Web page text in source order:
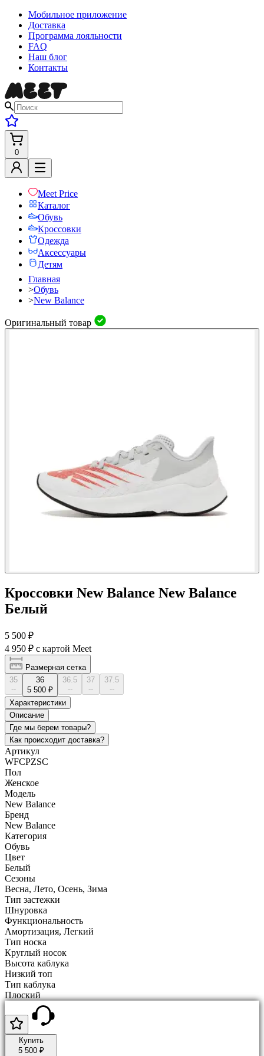
Мобильное приложение
Доставка
Программа лояльности
FAQ
Наш блог
Контакты
0
Meet Price
Каталог
Обувь
Кроссовки
Одежда
Аксессуары
Детям
Главная
>Обувь
>New Balance
Оригинальный товар
Кроссовки New Balance New Balance
Белый
5 500 ₽
4 950 ₽ с картой Meet
Размерная сетка
35
--
36
5 500 ₽
36.5
--
37
--
37.5
--
Характеристики
Описание
Где мы берем товары?
Как происходит доставка?
Артикул
WFCPZSC
Пол
Женское
Модель
New Balance
Бренд
New Balance
Категория
Обувь
Цвет
Белый
Сезоны
Весна, Лето, Осень, Зима
Тип застежки
Шнуровка
Функциональность
Амортизация, Легкий
Тип носка
Круглый носок
Высота каблука
Низкий топ
Тип каблука
Плоский
Купить
5 500 ₽